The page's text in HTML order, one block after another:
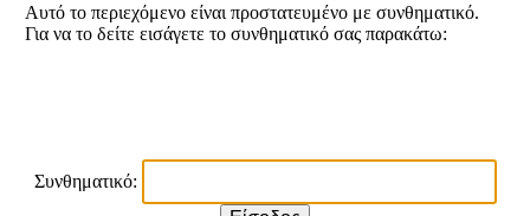
Αυτό το περιεχόμενο είναι προστατευμένο με συνθηματικό.
Για να το δείτε εισάγετε το συνθηματικό σας παρακάτω:
Συνθηματικό: